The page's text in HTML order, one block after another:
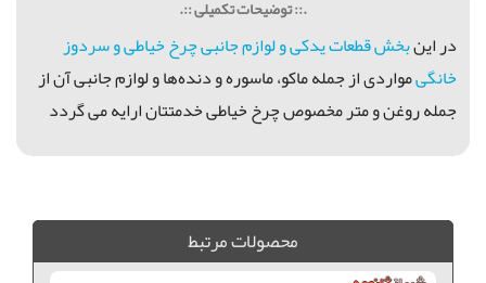
.:: توضیحات تکمیلی ::.
در اينبخش قطعات يدکی و لوازم جانبی چرخ خياطی و سردوز
خانگیمواردی از جمله ماكو، ماسوره و دنده‌ها و لوازم جانبی آن از
جمله روغن و متر مخصوص چرخ خیاطی خدمتتان ارايه می گردد
محصولات مرتبط